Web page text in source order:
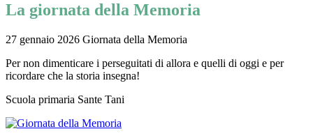
La giornata della Memoria
27 gennaio 2026 Giornata della Memoria
Per non dimenticare i perseguitati di allora e quelli di oggi e per
ricordare che la storia insegna!
Scuola primaria Sante Tani